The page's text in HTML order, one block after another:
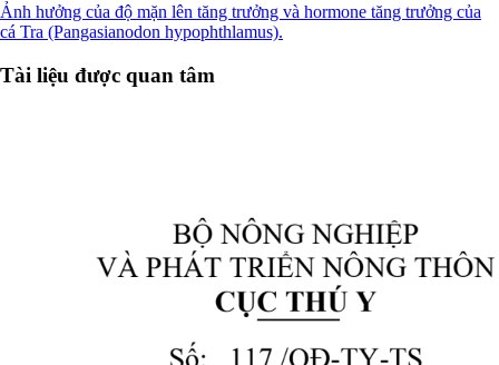
Ảnh hưởng của độ mặn lên tăng trưởng và hormone tăng trưởng của
cá Tra (Pangasianodon hypophthlamus).
Tài liệu được quan tâm